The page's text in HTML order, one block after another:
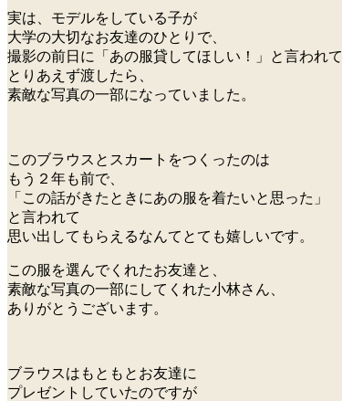
実は、モデルをしている子が
大学の大切なお友達のひとりで、
撮影の前日に「あの服貸してほしい！」と言われて
とりあえず渡したら、
素敵な写真の一部になっていました。
このブラウスとスカートをつくったのは
もう２年も前で、
「この話がきたときにあの服を着たいと思った」
と言われて
思い出してもらえるなんてとても嬉しいです。
この服を選んでくれたお友達と、
素敵な写真の一部にしてくれた小林さん、
ありがとうございます。
ブラウスはもともとお友達に
プレゼントしていたのですが